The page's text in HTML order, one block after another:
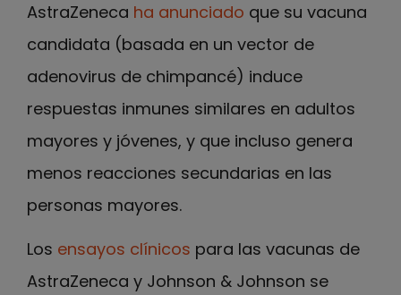
AstraZeneca ha anunciado que su vacuna
candidata (basada en un vector de
adenovirus de chimpancé) induce
respuestas inmunes similares en adultos
mayores y jóvenes, y que incluso genera
menos reacciones secundarias en las
personas mayores.
Los ensayos clínicos para las vacunas de
AstraZeneca y Johnson & Johnson se